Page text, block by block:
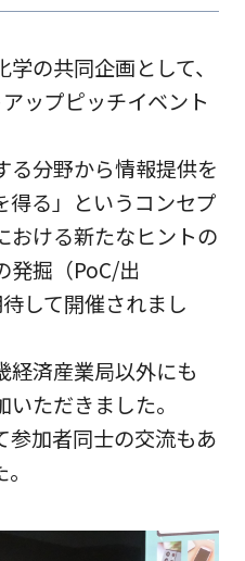
の共同企画として、
ップピッチイベント
る分野から情報提供を
得る」というコンセプ
おける新たなヒントの
発掘（PoC/出
して開催されまし
経済産業局以外にも
ただきました。
参加者同士の交流もあ